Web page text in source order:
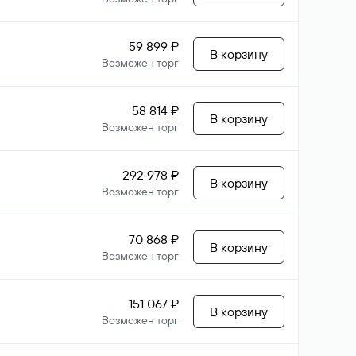
59 899 ₽
Возможен торг
В корзину
58 814 ₽
Возможен торг
В корзину
292 978 ₽
Возможен торг
В корзину
70 868 ₽
Возможен торг
В корзину
151 067 ₽
Возможен торг
В корзину